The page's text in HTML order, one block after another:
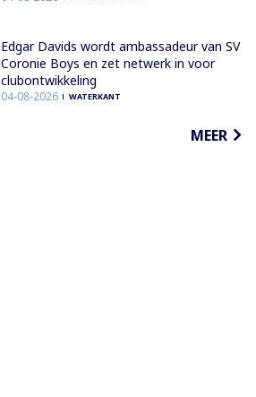
Edgar Davids wordt ambassadeur van SV
Coronie Boys en zet netwerk in voor
clubontwikkeling
04-08-2026 WATERKANT
MEER